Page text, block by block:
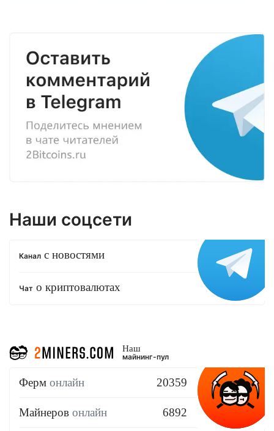
Наши соцсети
Канал с новостями
Чат о криптовалютах
Наш
майнинг-пул
Ферм онлайн 20359
Майнеров онлайн 6892